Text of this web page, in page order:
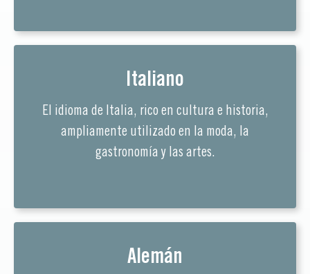
Italiano
El idioma de Italia, rico en cultura e historia,
ampliamente utilizado en la moda, la
gastronomía y las artes.
Alemán